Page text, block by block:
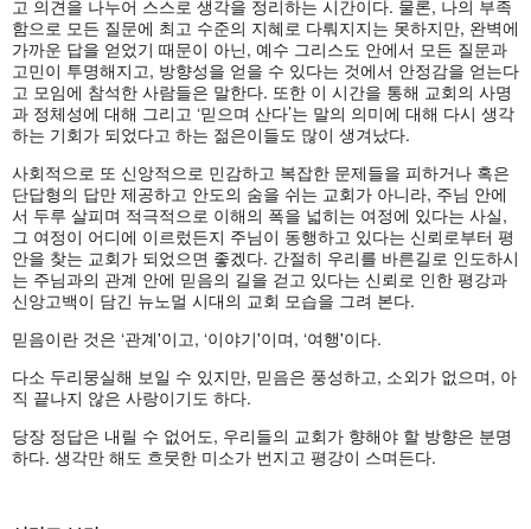
고 의견을 나누어 스스로 생각을 정리하는 시간이다. 물론, 나의 부족
함으로 모든 질문에 최고 수준의 지혜로 다뤄지지는 못하지만, 완벽에
가까운 답을 얻었기 때문이 아닌, 예수 그리스도 안에서 모든 질문과
고민이 투명해지고, 방향성을 얻을 수 있다는 것에서 안정감을 얻는다
고 모임에 참석한 사람들은 말한다. 또한 이 시간을 통해 교회의 사명
과 정체성에 대해 그리고 ‘믿으며 산다’는 말의 의미에 대해 다시 생각
하는 기회가 되었다고 하는 젊은이들도 많이 생겨났다.
사회적으로 또 신앙적으로 민감하고 복잡한 문제들을 피하거나 혹은
단답형의 답만 제공하고 안도의 숨을 쉬는 교회가 아니라, 주님 안에
서 두루 살피며 적극적으로 이해의 폭을 넓히는 여정에 있다는 사실,
그 여정이 어디에 이르렀든지 주님이 동행하고 있다는 신뢰로부터 평
안을 찾는 교회가 되었으면 좋겠다. 간절히 우리를 바른길로 인도하시
는 주님과의 관계 안에 믿음의 길을 걷고 있다는 신뢰로 인한 평강과
신앙고백이 담긴 뉴노멀 시대의 교회 모습을 그려 본다.
믿음이란 것은 ‘관계'이고, ‘이야기'이며, ‘여행'이다.
다소 두리뭉실해 보일 수 있지만, 믿음은 풍성하고, 소외가 없으며, 아
직 끝나지 않은 사랑이기도 하다.
당장 정답은 내릴 수 없어도, 우리들의 교회가 향해야 할 방향은 분명
하다. 생각만 해도 흐뭇한 미소가 번지고 평강이 스며든다.